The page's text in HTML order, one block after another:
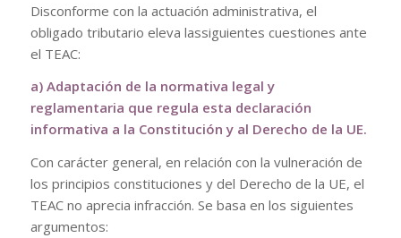
Disconforme con la actuación administrativa, el
obligado tributario eleva lassiguientes cuestiones ante
el TEAC:
a) Adaptación de la normativa legal y
reglamentaria que regula esta declaración
informativa a la Constitución y al Derecho de la UE.
Con carácter general, en relación con la vulneración de
los principios constituciones y del Derecho de la UE, el
TEAC no aprecia infracción. Se basa en los siguientes
argumentos: